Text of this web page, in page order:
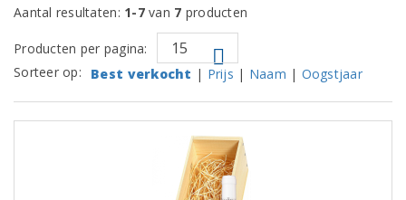
Aantal resultaten: 1-7van 7 producten
Producten per pagina:
Sorteer op:
Best verkocht | Prijs | Naam | Oogstjaar